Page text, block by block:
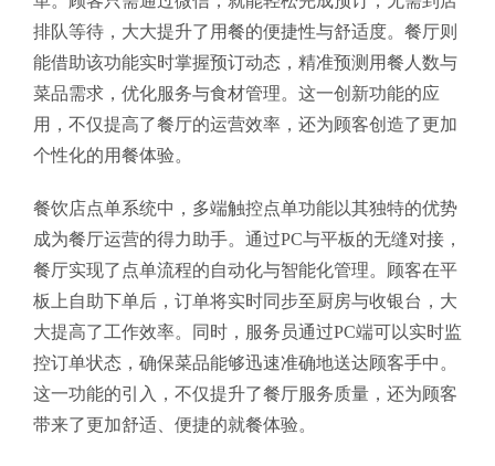
排队等待，大大提升了用餐的便捷性与舒适度。餐厅则
能借助该功能实时掌握预订动态，精准预测用餐人数与
菜品需求，优化服务与食材管理。这一创新功能的应
用，不仅提高了餐厅的运营效率，还为顾客创造了更加
个性化的用餐体验。
餐饮店点单系统中，多端触控点单功能以其独特的优势
成为餐厅运营的得力助手。通过PC与平板的无缝对接，
餐厅实现了点单流程的自动化与智能化管理。顾客在平
板上自助下单后，订单将实时同步至厨房与收银台，大
大提高了工作效率。同时，服务员通过PC端可以实时监
控订单状态，确保菜品能够迅速准确地送达顾客手中。
这一功能的引入，不仅提升了餐厅服务质量，还为顾客
带来了更加舒适、便捷的就餐体验。